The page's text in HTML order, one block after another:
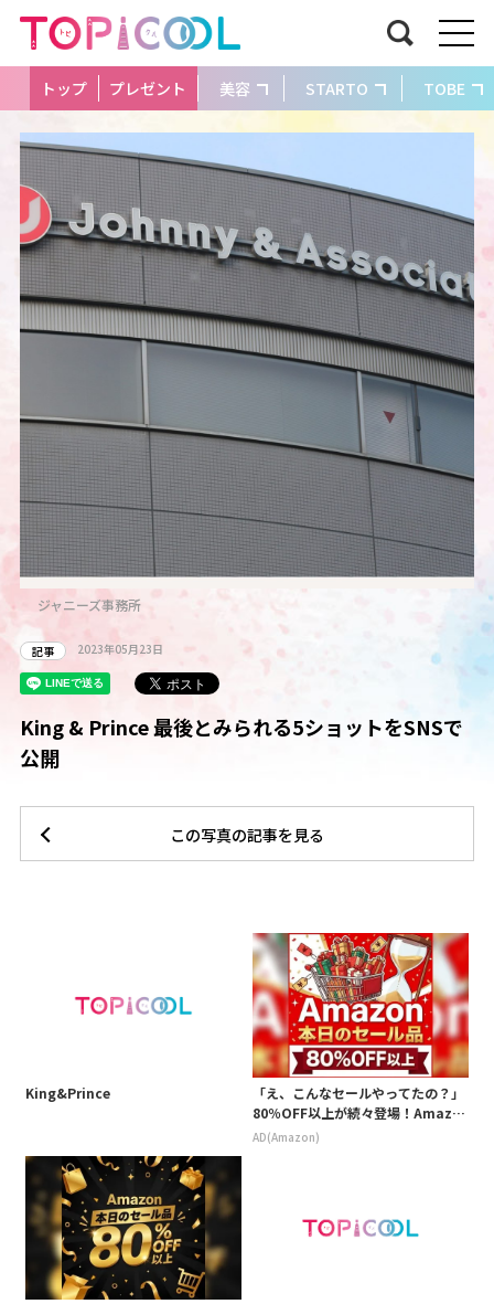
トップ プレゼント 美容 STARTO TOBE
ジャニーズ事務所
記事 2023年05月23日
King & Prince 最後とみられる5ショットをSNSで
公開
この写真の記事を見る
King&Prince
「え、こんなセールやってたの？」
80％OFF以上が続々登場！Amazo
nの本気が凄すぎる
AD(Amazon)